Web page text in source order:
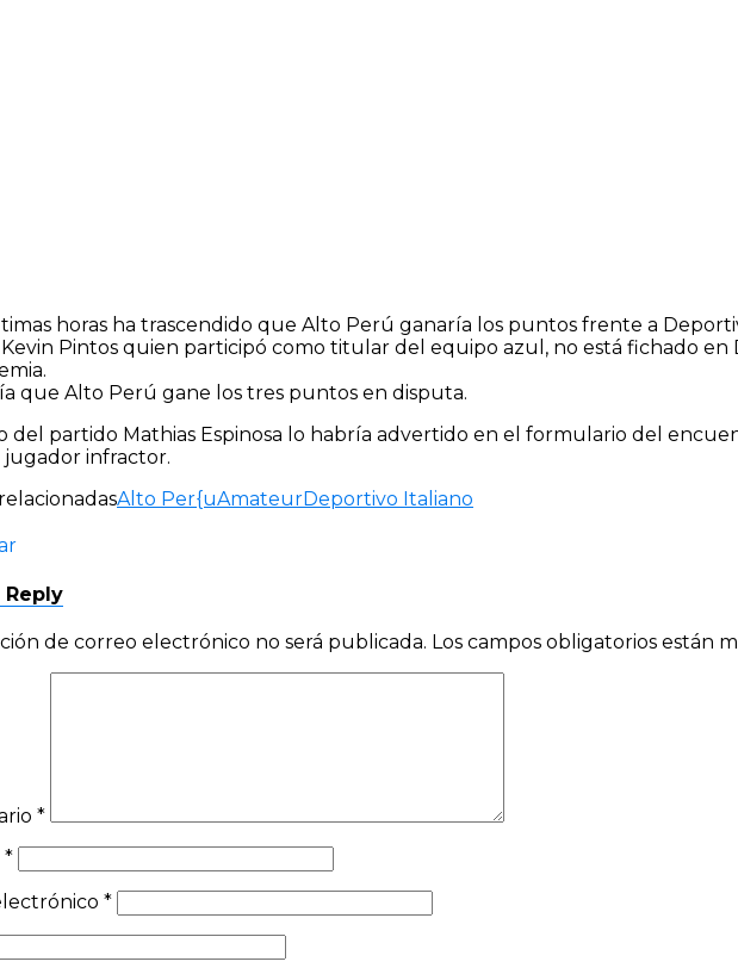
horas ha trascendido que Alto Perú ganaría los puntos frente a
Pintos quien participó como titular del equipo azul, no está fichado en
que Alto Perú gane los tres puntos en disputa.
del partido Mathias Espinosa lo habría advertido en el formulario del
jugador infractor.
Alto Per{uAmateurDeportivo Italiano
Reply
de correo electrónico no será publicada. Los campos obligatorios están
*
*
*